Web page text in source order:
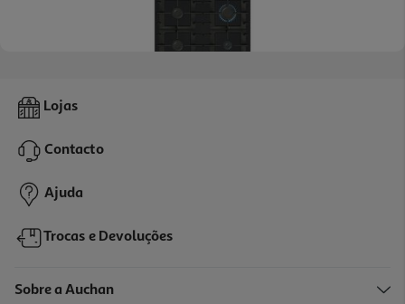
Placa A Gás Bosch Pnp6b6k40 Serie 4 60 Cm Vidro Preto 4
Queimadores
349,99 €
Lojas
Contacto
Ajuda
Trocas e Devoluções
Sobre a Auchan